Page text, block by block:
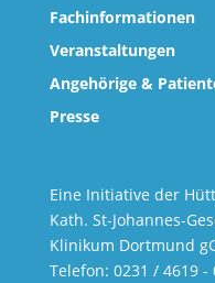
Fachinformationen
Veranstaltungen
Angehörige &
Presse
Eine Initiative der
Kath. St-Johannes-
Klinikum Dortmund
Telefon: 0231 / 4619 -